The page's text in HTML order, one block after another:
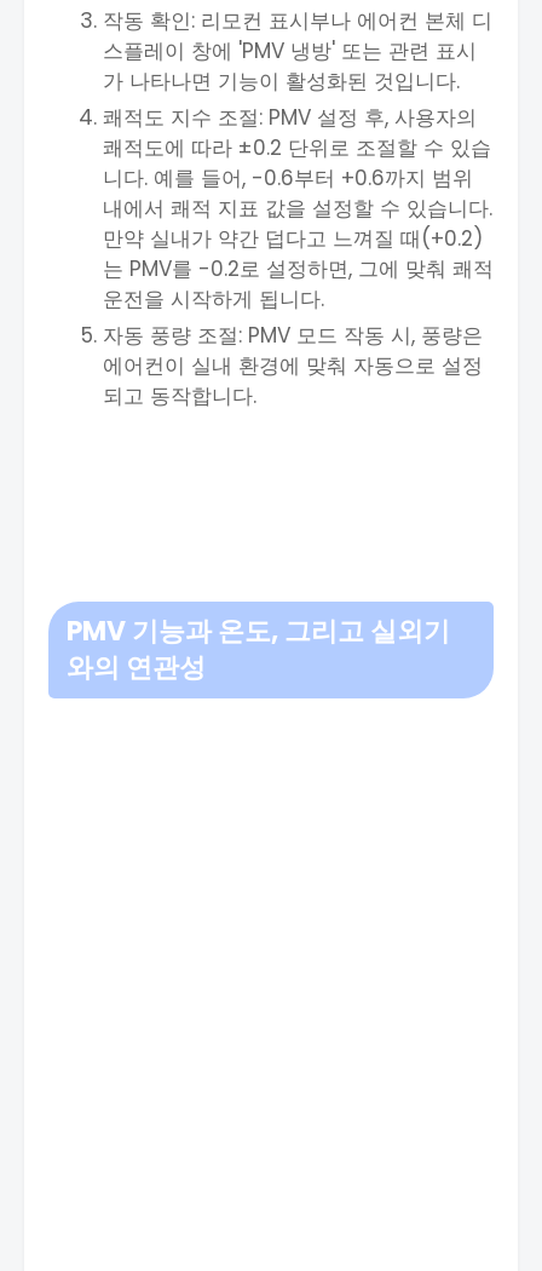
작동 확인: 리모컨 표시부나 에어컨 본체 디
스플레이 창에 'PMV 냉방' 또는 관련 표시
가 나타나면 기능이 활성화된 것입니다.
쾌적도 지수 조절: PMV 설정 후, 사용자의
쾌적도에 따라 ±0.2 단위로 조절할 수 있습
니다. 예를 들어, -0.6부터 +0.6까지 범위
내에서 쾌적 지표 값을 설정할 수 있습니다.
만약 실내가 약간 덥다고 느껴질 때(+0.2)
는 PMV를 -0.2로 설정하면, 그에 맞춰 쾌적
운전을 시작하게 됩니다.
자동 풍량 조절: PMV 모드 작동 시, 풍량은
에어컨이 실내 환경에 맞춰 자동으로 설정
되고 동작합니다.
PMV 기능과 온도, 그리고 실외기
와의 연관성